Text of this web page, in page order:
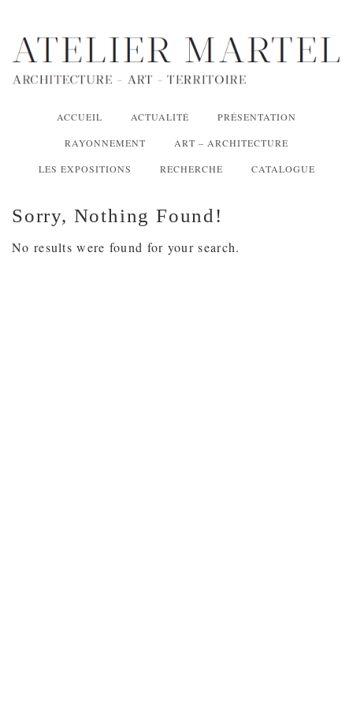
ACCUEIL ACTUALITÉ PRÉSENTATION
RAYONNEMENT ART – ARCHITECTURE
LES EXPOSITIONS RECHERCHE CATALOGUE
Sorry, Nothing Found!
No results were found for your search.